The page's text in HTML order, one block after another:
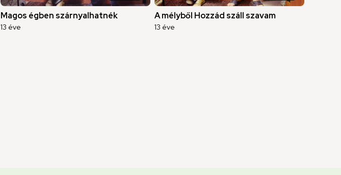
Magos égben szárnyalhatnék
13 éve
A mélyből Hozzád száll szavam
13 éve